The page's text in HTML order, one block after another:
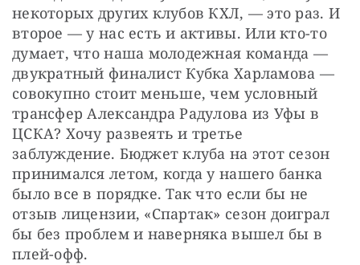
некоторых других клубов КХЛ, — это раз. И
второе — у нас есть и активы. Или кто-то
думает, что наша молодежная команда —
двукратный финалист Кубка Харламова —
совокупно стоит меньше, чем условный
трансфер Александра Радулова из Уфы в
ЦСКА? Хочу развеять и третье
заблуждение. Бюджет клуба на этот сезон
принимался летом, когда у нашего банка
было все в порядке. Так что если бы не
отзыв лицензии, «Спартак» сезон доиграл
бы без проблем и наверняка вышел бы в
плей-офф.